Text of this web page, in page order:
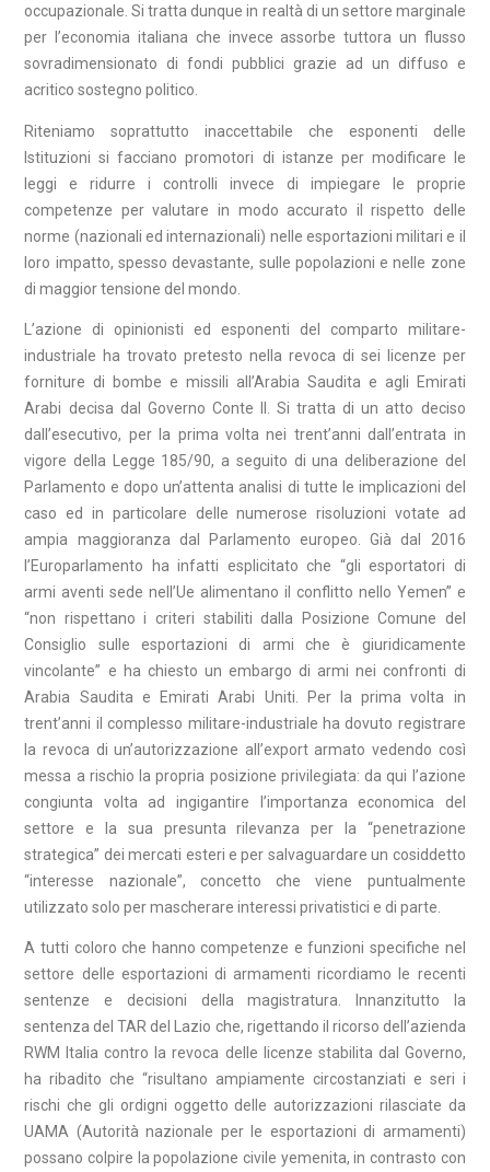
occupazionale. Si tratta dunque in realtà di un settore marginale
per l’economia italiana che invece assorbe tuttora un flusso
sovradimensionato di fondi pubblici grazie ad un diffuso e
acritico sostegno politico.
Riteniamo soprattutto inaccettabile che esponenti delle
Istituzioni si facciano promotori di istanze per modificare le
leggi e ridurre i controlli invece di impiegare le proprie
competenze per valutare in modo accurato il rispetto delle
norme (nazionali ed internazionali) nelle esportazioni militari e il
loro impatto, spesso devastante, sulle popolazioni e nelle zone
di maggior tensione del mondo.
L’azione di opinionisti ed esponenti del comparto militare-
industriale ha trovato pretesto nella revoca di sei licenze per
forniture di bombe e missili all’Arabia Saudita e agli Emirati
Arabi decisa dal Governo Conte II. Si tratta di un atto deciso
dall’esecutivo, per la prima volta nei trent’anni dall’entrata in
vigore della Legge 185/90, a seguito di una deliberazione del
Parlamento e dopo un’attenta analisi di tutte le implicazioni del
caso ed in particolare delle numerose risoluzioni votate ad
ampia maggioranza dal Parlamento europeo. Già dal 2016
l’Europarlamento ha infatti esplicitato che “gli esportatori di
armi aventi sede nell’Ue alimentano il conflitto nello Yemen” e
“non rispettano i criteri stabiliti dalla Posizione Comune del
Consiglio sulle esportazioni di armi che è giuridicamente
vincolante” e ha chiesto un embargo di armi nei confronti di
Arabia Saudita e Emirati Arabi Uniti. Per la prima volta in
trent’anni il complesso militare-industriale ha dovuto registrare
la revoca di un’autorizzazione all’export armato vedendo così
messa a rischio la propria posizione privilegiata: da qui l’azione
congiunta volta ad ingigantire l’importanza economica del
settore e la sua presunta rilevanza per la “penetrazione
strategica” dei mercati esteri e per salvaguardare un cosiddetto
“interesse nazionale”, concetto che viene puntualmente
utilizzato solo per mascherare interessi privatistici e di parte.
A tutti coloro che hanno competenze e funzioni specifiche nel
settore delle esportazioni di armamenti ricordiamo le recenti
sentenze e decisioni della magistratura. Innanzitutto la
sentenza del TAR del Lazio che, rigettando il ricorso dell’azienda
RWM Italia contro la revoca delle licenze stabilita dal Governo,
ha ribadito che “risultano ampiamente circostanziati e seri i
rischi che gli ordigni oggetto delle autorizzazioni rilasciate da
UAMA (Autorità nazionale per le esportazioni di armamenti)
possano colpire la popolazione civile yemenita, in contrasto con